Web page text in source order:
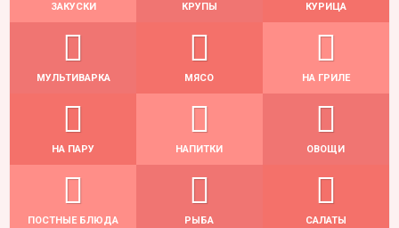
ЗАКУСКИ КРУПЫ КУРИЦА
МУЛЬТИВАРКА МЯСО НА ГРИЛЕ
НА ПАРУ НАПИТКИ ОВОЩИ
ПОСТНЫЕ БЛЮДА РЫБА САЛАТЫ